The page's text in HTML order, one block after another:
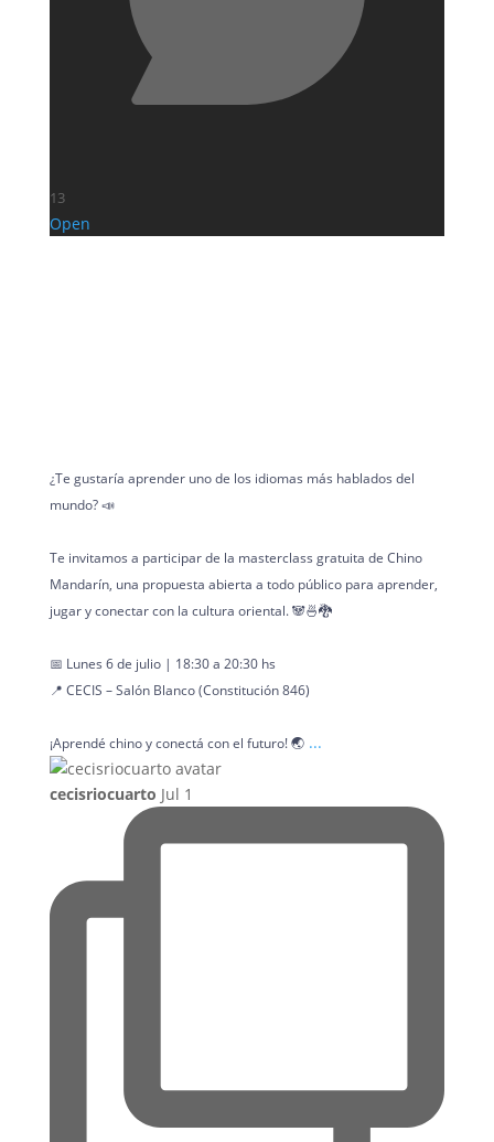
13
Open
¿Te gustaría aprender uno de los idiomas más hablados del
mundo? 📣
Te invitamos a participar de la masterclass gratuita de Chino
Mandarín, una propuesta abierta a todo público para aprender,
jugar y conectar con la cultura oriental. 🐼🍜🐉
📅 Lunes 6 de julio | 18:30 a 20:30 hs
📍 CECIS – Salón Blanco (Constitución 846)
¡Aprendé chino y conectá con el futuro! 🌏 ...
cecisriocuarto Jul 1